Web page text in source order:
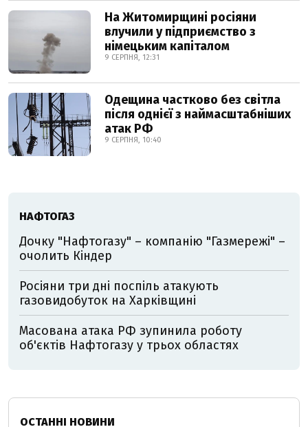
На Житомирщині росіяни
влучили у підприємство з
німецьким капіталом
9 СЕРПНЯ, 12:31
Одещина частково без світла
після однієї з наймасштабніших
атак РФ
9 СЕРПНЯ, 10:40
НАФТОГАЗ
Дочку "Нафтогазу" – компанію "Газмережі" –
очолить Кіндер
Росіяни три дні поспіль атакують
газовидобуток на Харківщині
Масована атака РФ зупинила роботу
об'єктів Нафтогазу у трьох областях
ОСТАННІ НОВИНИ